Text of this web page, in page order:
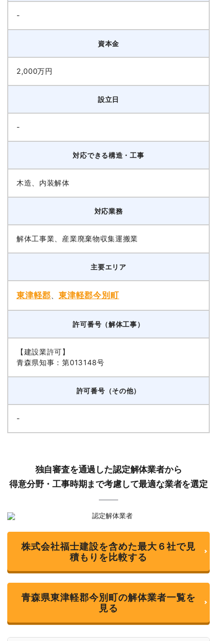
-
資本金
2,000万円
設立日
-
対応できる構造・工事
木造、内装解体
対応業務
解体工事業、産業廃棄物収集運搬業
主要エリア
東津軽郡、 東津軽郡今別町
許可番号（解体工事）
【建設業許可】
青森県知事：第013148号
許可番号（その他）
-
独自審査を通過した認定解体業者から
得意分野・工事時期まで考慮して最適な業者を選定
株式会社福士建設を含めた最大６社で見
積もりを比較する
青森県東津軽郡今別町の解体業者一覧を
見る